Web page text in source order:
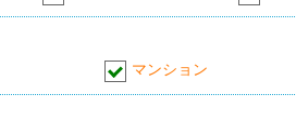
マンション